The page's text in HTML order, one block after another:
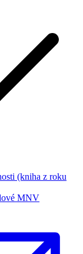
(kniha z roku
MNV